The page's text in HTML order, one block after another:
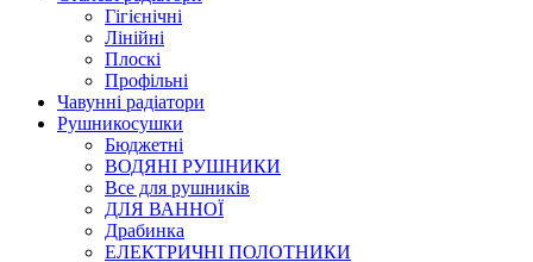
Гігієнічні
Лінійні
Плоскі
Профільні
Чавунні радіатори
Рушникосушки
Бюджетні
ВОДЯНІ РУШНИКИ
Все для рушників
ДЛЯ ВАННОЇ
Драбинка
ЕЛЕКТРИЧНІ ПОЛОТНИКИ